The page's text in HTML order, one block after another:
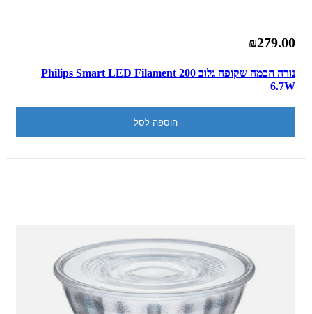
₪279.00
נורה חכמה שקופה גלוב 200 Philips Smart LED Filament
6.7W
הוספה לסל